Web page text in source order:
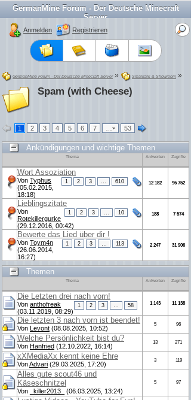
GermanMine Forum - Der Deutsche Minecraft
Server
Anmelden Registrieren
GermanMine Forum - Der Deutsche Minecraft Server» Smalltalk & Showroom »
Spam (with Cheese)
1 2 3 4 5 6 7 53
Ankündigungen und wichtige Themen
Thema Antworten Zugriffe
Wort Assoziation
1 2 3 610
Von Typhus
(05.02.2015,
18:18)
12 182 96 752
Lieblingszitate
1 2 3 10
Von
Rotekillergurke
(29.12.2016, 00:42)
188 7 574
Bewerte das Lied über dir !
1 2 3 113
Von Toym4n
(26.06.2014,
16:27)
2 247 31 906
Themen
Thema Antworten Zugriffe
Die Letzten drei nach vorn!
1 2 3 58
Von anthofreak
(03.11.2019, 08:29)
1 143 11 138
Die letzten 3 nach vorn ist beendet!
Von Levont (08.08.2025, 10:52)
5 96
Welche Persönlichkeit bist du?
Von Hanfried (12.10.2022, 16:14)
13 271
xXMediaXx kennt keine Ehre
VonAdvari (29.03.2025, 17:20)
3 119
Alles gute scout46 und
Käseschnitzel
Von _killer2013_ (06.03.2025, 13:24)
5 97